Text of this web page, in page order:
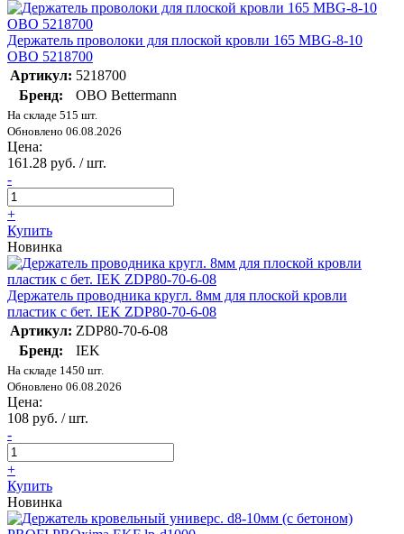
Держатель проволоки для плоской кровли 165 MBG-8-10
OBO 5218700
Артикул: 5218700
Бренд:
OBO Bettermann
На складе 515 шт.
Обновлено 06.08.2026
Цена:
161.28 руб. / шт.
-
+
Купить
Новинка
Держатель проводника кругл. 8мм для плоской кровли
пластик с бет. IEK ZDP80-70-6-08
Артикул: ZDP80-70-6-08
Бренд:
IEK
На складе 1450 шт.
Обновлено 06.08.2026
Цена:
108 руб. / шт.
-
+
Купить
Новинка